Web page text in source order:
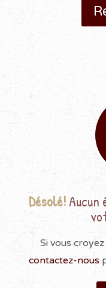
Désolé!Aucun
Si vous
contactez-nous